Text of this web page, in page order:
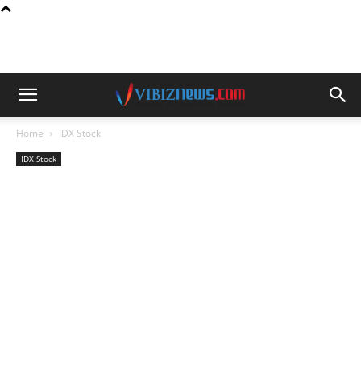
Home IDX Stock
IDX Stock